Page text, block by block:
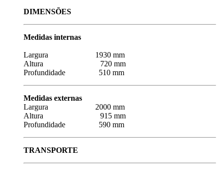
DIMENSÕES
Medidas internas
Largura 1930 mm
Altura 720 mm
Profundidade 510 mm
Medidas externas
Largura 2000 mm
Altura 915 mm
Profundidade 590 mm
TRANSPORTE